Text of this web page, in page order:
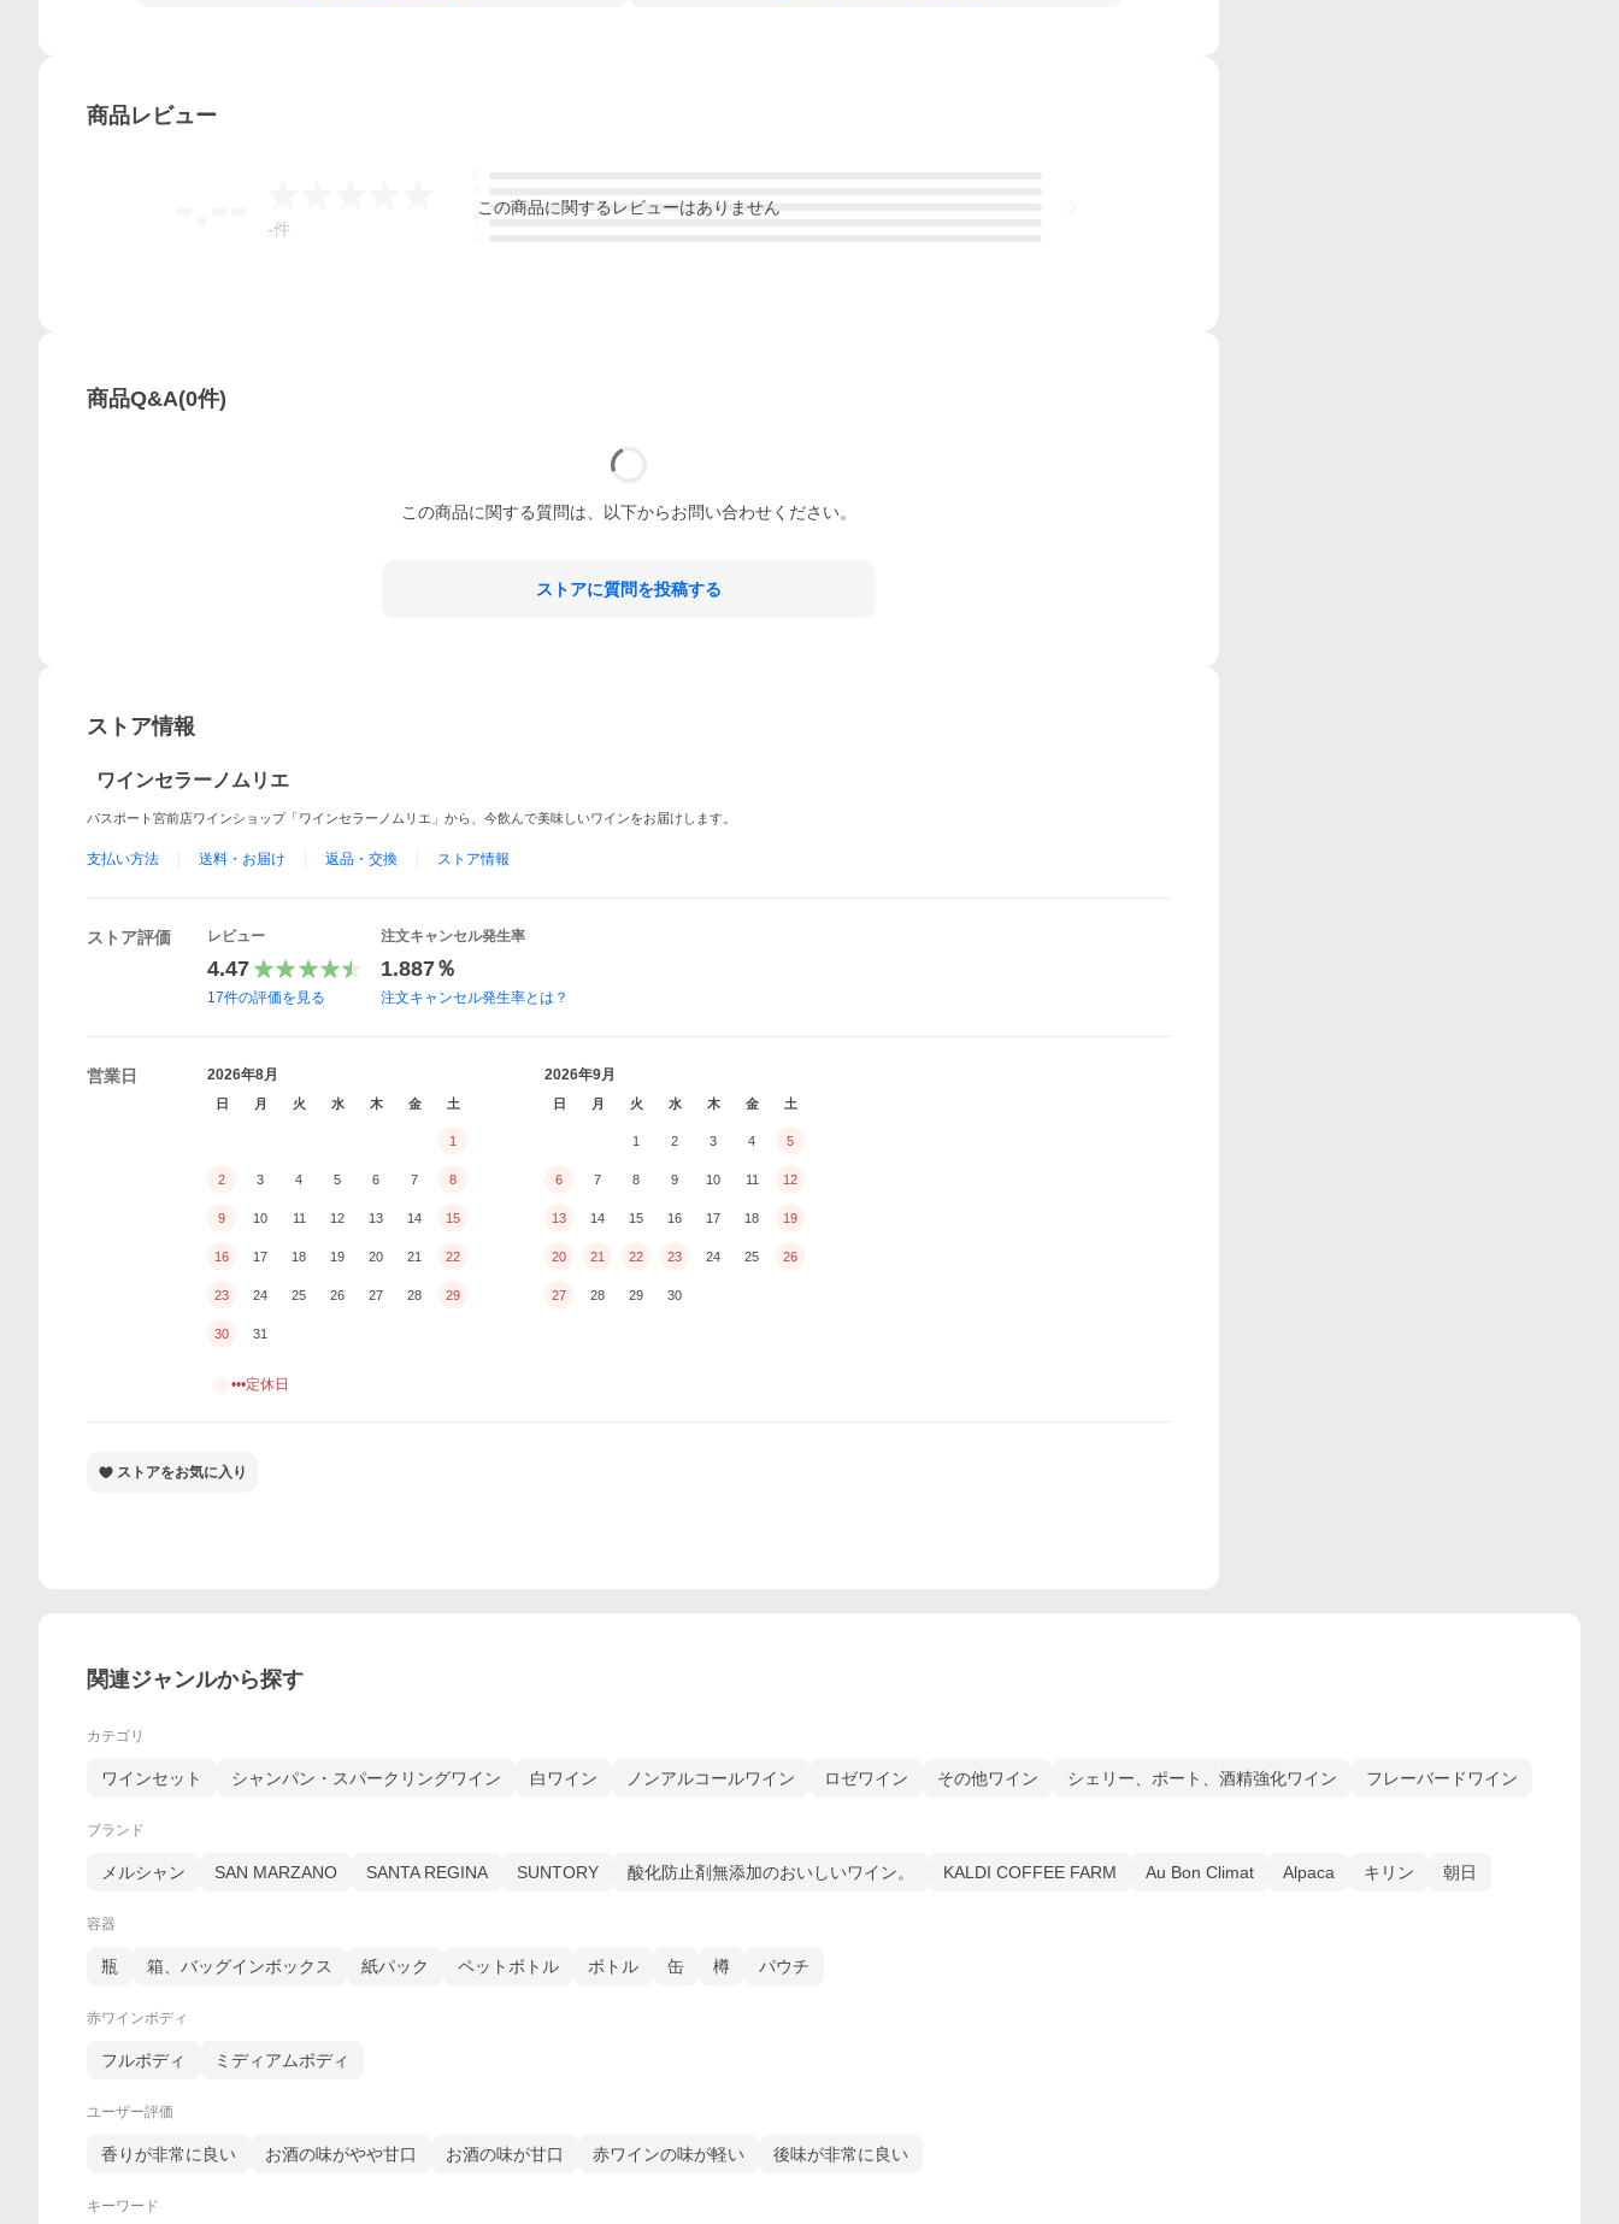
商品レビュー
-件
この商品に関するレビューはありません
商品Q&A(0件)
この商品に関する質問は、以下からお問い合わせください。
ストアに質問を投稿する
ストア情報
ワインセラーノムリエ
パスポート宮前店ワインショップ「ワインセラーノムリエ」から、今飲んで美味しいワインをお届けします。
支払い方法 送料・お届け 返品・交換 ストア情報
ストア評価 レビュー
4.47
17件の評価を見る
注文キャンセル発生率
1.887％
注文キャンセル発生率とは？
営業日 2026年8月
日 月 火 水 木 金 土
1
2 3 4 5 6 7 8
9 10 11 12 13 14 15
16 17 18 19 20 21 22
23 24 25 26 27 28 29
30 31
2026年9月
日 月 火 水 木 金 土
1 2 3 4 5
6 7 8 9 10 11 12
13 14 15 16 17 18 19
20 21 22 23 24 25 26
27 28 29 30
•••定休日
ストアをお気に入り
関連ジャンルから探す
カテゴリ
ワインセット シャンパン・スパークリングワイン 白ワイン ノンアルコールワイン ロゼワイン その他ワイン シェリー、ポート、酒精強化ワイン フレーバードワイン
ブランド
メルシャン SAN MARZANO SANTA REGINA SUNTORY 酸化防止剤無添加のおいしいワイン。 KALDI COFFEE FARM Au Bon Climat Alpaca キリン 朝日
容器
瓶 箱、バッグインボックス 紙パック ペットボトル ボトル 缶 樽 パウチ
赤ワインボディ
フルボディ ミディアムボディ
ユーザー評価
香りが非常に良い お酒の味がやや甘口 お酒の味が甘口 赤ワインの味が軽い 後味が非常に良い
キーワード